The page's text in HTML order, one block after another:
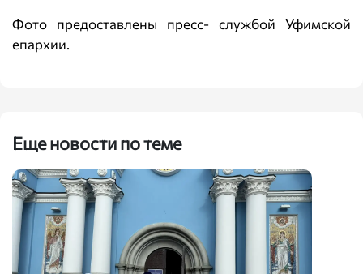
Фото предоставлены пресс- службой Уфимской
епархии.
Еще новости по теме